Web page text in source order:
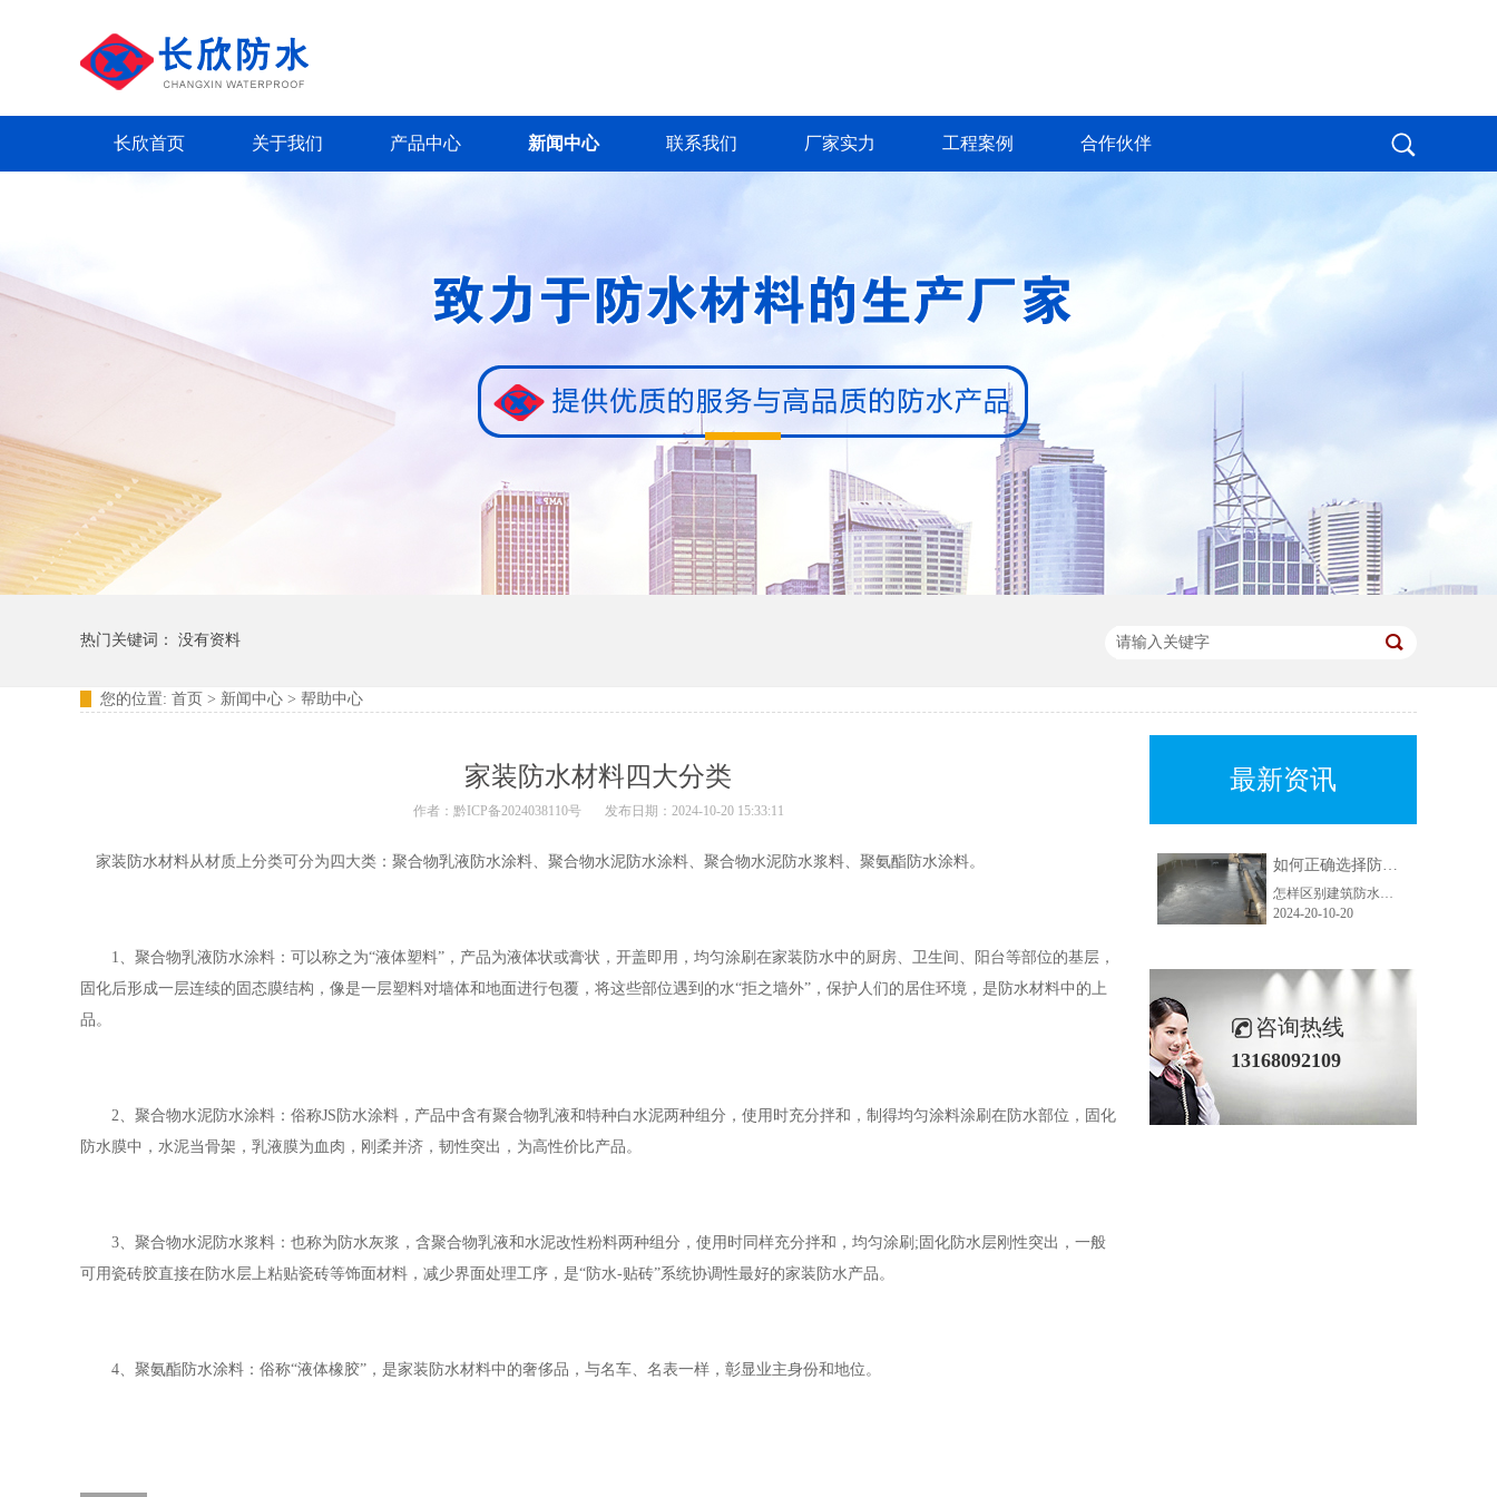
长欣首页 关于我们 产品中心 新闻中心 联系我们 厂家实力 工程案例 合作伙伴
热门关键词： 没有资料
您的位置: 首页 > 新闻中心 > 帮助中心
家装防水材料四大分类
作者：黔ICP备2024038110号 发布日期：2024-10-20 15:33:11
家装防水材料从材质上分类可分为四大类：聚合物乳液防水涂料、聚合物水泥防水涂料、聚合物水泥防水浆料、聚氨酯防水涂料。
1、聚合物乳液防水涂料：可以称之为“液体塑料”，产品为液体状或膏状，开盖即用，均匀涂刷在家装防水中的厨房、卫生间、阳台等部位的基层，
固化后形成一层连续的固态膜结构，像是一层塑料对墙体和地面进行包覆，将这些部位遇到的水“拒之墙外”，保护人们的居住环境，是防水材料中的上
品。
2、聚合物水泥防水涂料：俗称JS防水涂料，产品中含有聚合物乳液和特种白水泥两种组分，使用时充分拌和，制得均匀涂料涂刷在防水部位，固化
防水膜中，水泥当骨架，乳液膜为血肉，刚柔并济，韧性突出，为高性价比产品。
3、聚合物水泥防水浆料：也称为防水灰浆，含聚合物乳液和水泥改性粉料两种组分，使用时同样充分拌和，均匀涂刷;固化防水层刚性突出，一般
可用瓷砖胶直接在防水层上粘贴瓷砖等饰面材料，减少界面处理工序，是“防水-贴砖”系统协调性最好的家装防水产品。
4、聚氨酯防水涂料：俗称“液体橡胶”，是家装防水材料中的奢侈品，与名车、名表一样，彰显业主身份和地位。
最新资讯
如何正确选择防水材料?看看多年防水老司机经验讲解
怎样区别建筑防水材料、家装防水材料和工程防水材料?建筑部位选材不同的建筑部位，对防水材料的要求也不尽相…
2024-20-10-20
咨询热线
13168092109